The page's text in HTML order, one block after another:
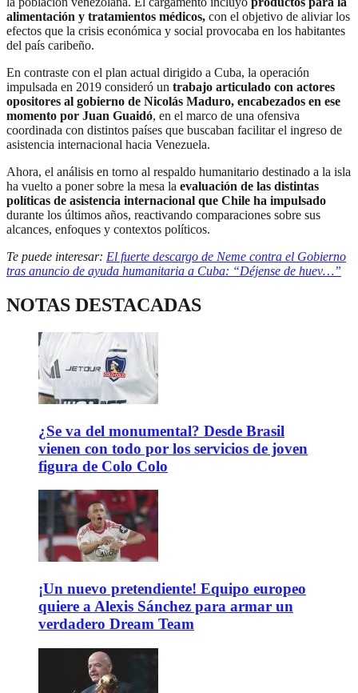
alimentación y tratamientos médicos, con el objetivo de aliviar los
efectos que la crisis económica y social provocaba en los habitantes
del país caribeño.
En contraste con el plan actual dirigido a Cuba, la operación
impulsada en 2019 consideró un trabajo articulado con actores
opositores al gobierno de Nicolás Maduro, encabezados en ese
momento por Juan Guaidó, en el marco de una ofensiva
coordinada con distintos países que buscaban facilitar el ingreso de
asistencia internacional hacia Venezuela.
Ahora, el análisis en torno al respaldo humanitario destinado a la isla
ha vuelto a poner sobre la mesa la evaluación de las distintas
políticas de asistencia internacional que Chile ha impulsado
durante los últimos años, reactivando comparaciones sobre sus
alcances, enfoques y contextos políticos.
Te puede interesar: El fuerte descargo de Neme contra el Gobierno
tras anuncio de ayuda humanitaria a Cuba: “Déjense de huev…”
NOTAS DESTACADAS
¿Se va del monumental? Desde Brasil
vienen con todo por los servicios de joven
figura de Colo Colo
¡Un nuevo pretendiente! Equipo europeo
quiere a Alexis Sánchez para armar un
verdadero Dream Team